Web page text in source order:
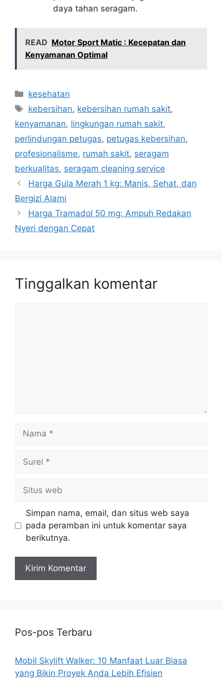
daya tahan seragam.
READ Motor Sport Matic : Kecepatan dan
Kenyamanan Optimal
Kategori
kesehatan
Tag
kebersihan, kebersihan rumah sakit,
kenyamanan, lingkungan rumah sakit,
perlindungan petugas, petugas kebersihan,
profesionalisme, rumah sakit, seragam
berkualitas, seragam cleaning service
Harga Gula Merah 1 kg: Manis, Sehat, dan
Bergizi Alami
Harga Tramadol 50 mg: Ampuh Redakan
Nyeri dengan Cepat
Tinggalkan komentar
web
Simpan nama, email, dan situs web saya
pada peramban ini untuk komentar saya
berikutnya.
Pos-pos Terbaru
Mobil Skylift Walker: 10 Manfaat Luar Biasa
yang Bikin Proyek Anda Lebih Efisien